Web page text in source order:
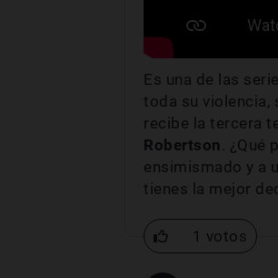
Es una de las
toda su violencia,
recibe la tercera
Robertson
.
ensimismado y a
tienes la mejor
1 votos